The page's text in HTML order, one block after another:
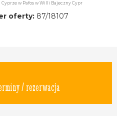
Cyprze w Pafos w Willi Bajeczny Cypr
oferty:87/18107
/ rezerwacja